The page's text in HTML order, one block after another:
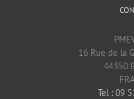
16 Rue de la
44350
Tel : 09